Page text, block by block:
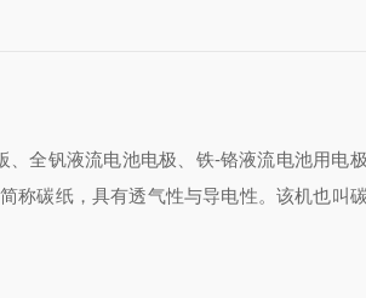
、全钒液流电池电极、铁-铬液流电池用电
称碳纸，具有透气性与导电性。该机也叫